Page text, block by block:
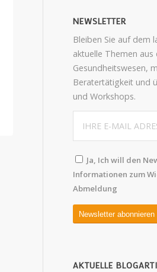
NEWSLETTER
Bleiben Sie auf dem
aktuelle Themen aus
Gesundheitswesen,
Beratertätigkeit und
und Workshops.
Ja, Ich will den
Informationen zum
Abmeldung
AKTUELLE